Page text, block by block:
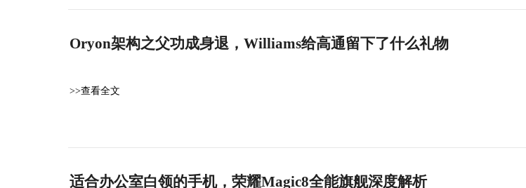
Oryon架构之父功成身退，Williams给高通留下了什么礼物
>>查看全文
适合办公室白领的手机，荣耀Magic8全能旗舰深度解析